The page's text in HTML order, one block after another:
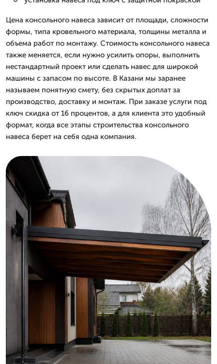
Цена консольного навеса зависит от площади, сложности
формы, типа кровельного материала, толщины металла и
объема работ по монтажу. Стоимость консольного навеса
также меняется, если нужно усилить опоры, выполнить
нестандартный проект или сделать навес для широкой
машины с запасом по высоте. В Казани мы заранее
называем понятную смету, без скрытых доплат за
производство, доставку и монтаж. При заказе услуги под
ключ скидка от 16 процентов, а для клиента это удобный
формат, когда все этапы строительства консольного
навеса берет на себя одна компания.